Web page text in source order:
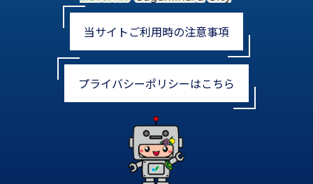
当サイトご利用時の注意事項
プライバシーポリシーはこちら